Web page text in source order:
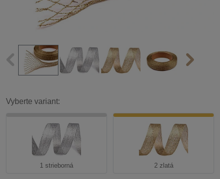
Vyberte variant:
1 strieborná 2 zlatá